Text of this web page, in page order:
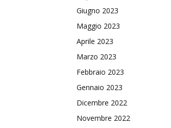
Giugno 2023
Maggio 2023
Aprile 2023
Marzo 2023
Febbraio 2023
Gennaio 2023
Dicembre 2022
Novembre 2022